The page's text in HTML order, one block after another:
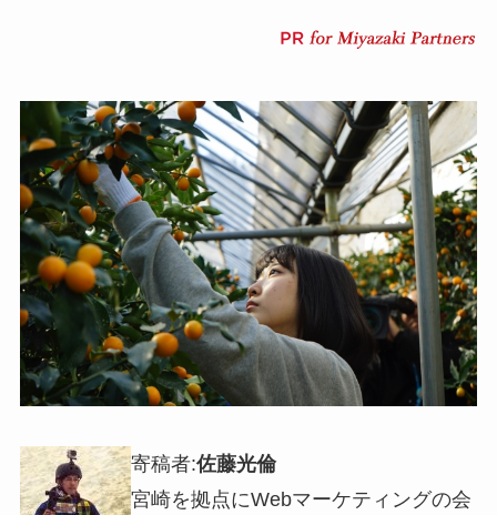
寄稿者:佐藤光倫
宮崎を拠点にWebマーケティングの会